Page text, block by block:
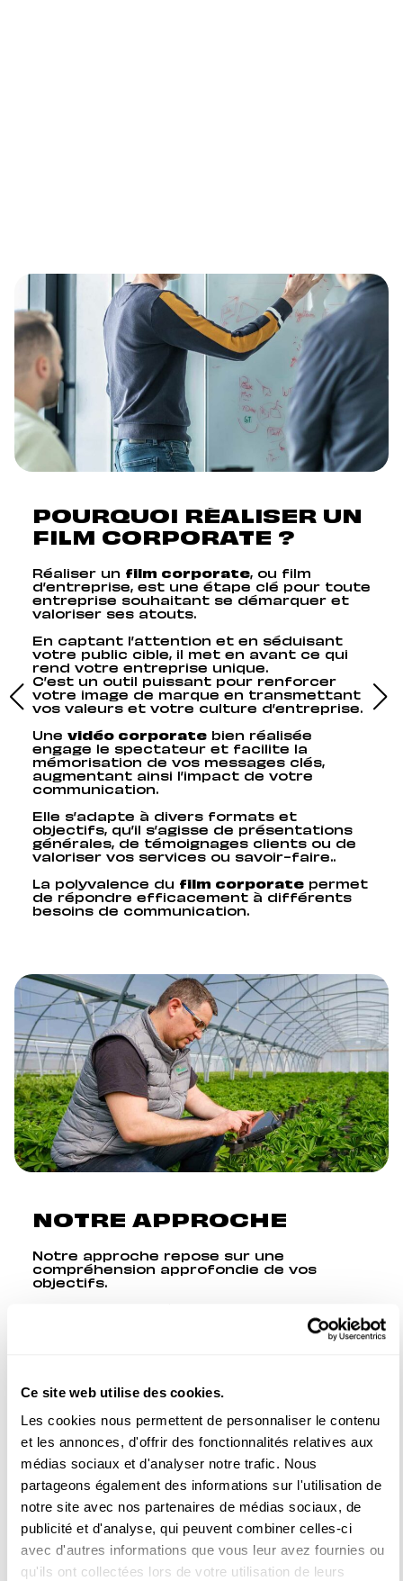
Ce site web utilise des cookies.
Les cookies nous permettent de personnaliser le contenu
et les annonces, d'offrir des fonctionnalités relatives aux
médias sociaux et d'analyser notre trafic. Nous
partageons également des informations sur l'utilisation de
notre site avec nos partenaires de médias sociaux, de
publicité et d'analyse, qui peuvent combiner celles-ci
avec d'autres informations que vous leur avez fournies ou
qu'ils ont collectées lors de votre utilisation de leurs
POURQUOI RÉALISER UN
FILM CORPORATE ?
Réaliser un film corporate, ou film
d’entreprise, est une étape clé pour toute
entreprise souhaitant se démarquer et
valoriser ses atouts.
En captant l’attention et en séduisant
votre public cible, il met en avant ce qui
rend votre entreprise unique.
C’est un outil puissant pour renforcer
votre image de marque en transmettant
vos valeurs et votre culture d’entreprise.
Une vidéo corporate bien réalisée
engage le spectateur et facilite la
mémorisation de vos messages clés,
augmentant ainsi l’impact de votre
communication.
Elle s’adapte à divers formats et
objectifs, qu’il s’agisse de présentations
générales, de témoignages clients ou de
valoriser vos services ou savoir-faire..
La polyvalence du film corporate permet
de répondre efficacement à différents
besoins de communication​​​​​​.
NOTRE APPROCHE
Notre approche repose sur une
compréhension approfondie de vos
objectifs.
d’immersion où nous prenons le temps de
connaître votre histoire et la culture de
créative qui vise à mettre en lumière ce
production, nous vous accompagnons à
chaque étape pour créer unfilm
d’entreprise sur-mesure
fidèlement votre identité et renforce
votre image de marque.